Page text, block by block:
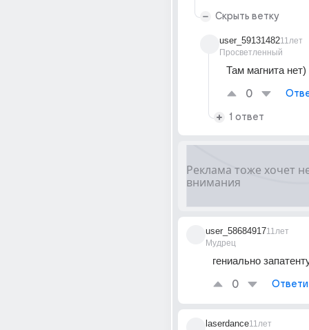
Скрыть ветку
user_59131482
Просветленный
11лет
Там магнита нет)
0
1 ответ
user_58684917
Мудрец
11лет
гениально
0
laserdance11лет